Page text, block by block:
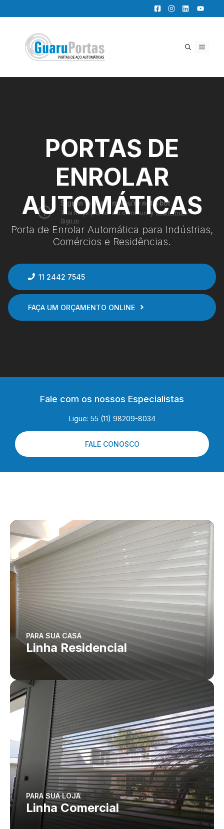
para
conteúdo
MENU
PORTAS DE
ENROLAR
AUTOMÁTICAS
Porta de Enrolar Automática para Indústrias,
Comércios e Residências.
11 2442 7545
FAÇA UM ORÇAMENTO ONLINE
Fale com os nossos Especialistas
Ligue: 55 (11) 98209-8034
FALE CONOSCO
PARA SUA CASA
Linha Residencial
PARA SUA LOJA
Linha Comercial